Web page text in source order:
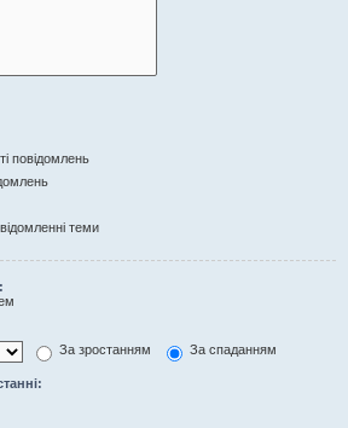
повідомлень
теми
За зростанням
За спаданням